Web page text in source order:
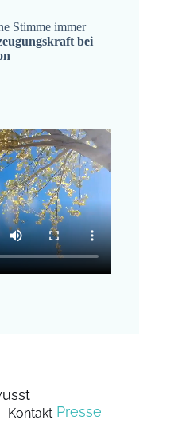
Stimme immer
bei
Kontakt Presse